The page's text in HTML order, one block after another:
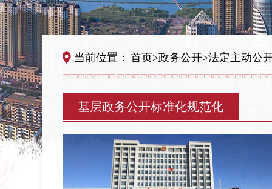
当前位置： 首页>政务公开>法定主动公
基层政务公开标准化规范化